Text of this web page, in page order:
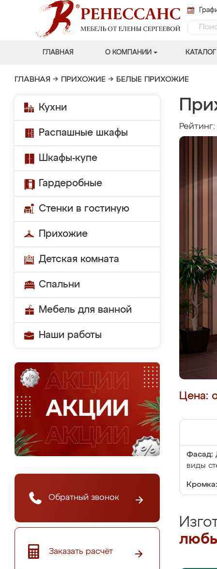
ГЛАВНАЯ О КОМПАНИИ КАТАЛОГ
ГЛАВНАЯ → ПРИХОЖИЕ → БЕЛЫЕ ПРИХОЖИЕ
Кухни
Распашные шкафы
Шкафы-купе
Гардеробные
Стенки в гостиную
Прихожие
Детская комната
Спальни
Мебель для ванной
Наши работы
Обратный звонок
Заказать расчёт
Рейтинг:
Цена:
Фасад:
виды
Кромка: